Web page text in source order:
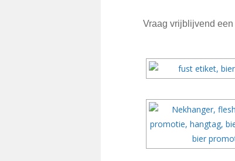
Vraag vrijblijvend een